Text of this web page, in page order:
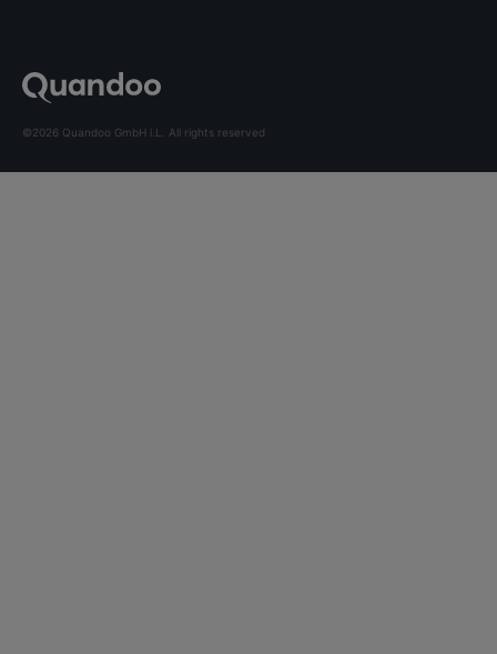
©2026 Quandoo GmbH i.L. All rights reserved